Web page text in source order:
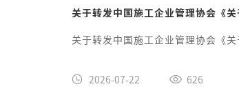
关于转发中国施工企业管理协会《
关于转发中国施工企业管理协会《
2026-07-22 626